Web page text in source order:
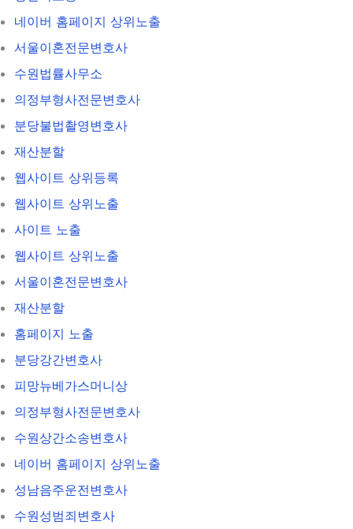
네이버 홈페이지 상위노출
서울이혼전문변호사
수원법률사무소
의정부형사전문변호사
분당불법촬영변호사
재산분할
웹사이트 상위등록
웹사이트 상위노출
사이트 노출
웹사이트 상위노출
서울이혼전문변호사
재산분할
홈페이지 노출
분당강간변호사
피망뉴베가스머니상
의정부형사전문변호사
수원상간소송변호사
네이버 홈페이지 상위노출
성남음주운전변호사
수원성범죄변호사